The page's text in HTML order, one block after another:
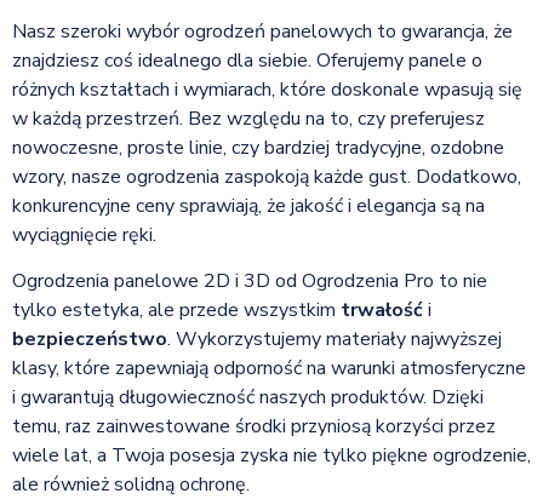
Nasz szeroki wybór ogrodzeń panelowych to gwarancja, że
znajdziesz coś idealnego dla siebie. Oferujemy panele o
różnych kształtach i wymiarach, które doskonale wpasują się
w każdą przestrzeń. Bez względu na to, czy preferujesz
nowoczesne, proste linie, czy bardziej tradycyjne, ozdobne
wzory, nasze ogrodzenia zaspokoją każde gust. Dodatkowo,
konkurencyjne ceny sprawiają, że jakość i elegancja są na
wyciągnięcie ręki.
Ogrodzenia panelowe 2D i 3D od Ogrodzenia Pro to nie
tylko estetyka, ale przede wszystkim trwałośći
bezpieczeństwo. Wykorzystujemy materiały najwyższej
klasy, które zapewniają odporność na warunki atmosferyczne
i gwarantują długowieczność naszych produktów. Dzięki
temu, raz zainwestowane środki przyniosą korzyści przez
wiele lat, a Twoja posesja zyska nie tylko piękne ogrodzenie,
ale również solidną ochronę.